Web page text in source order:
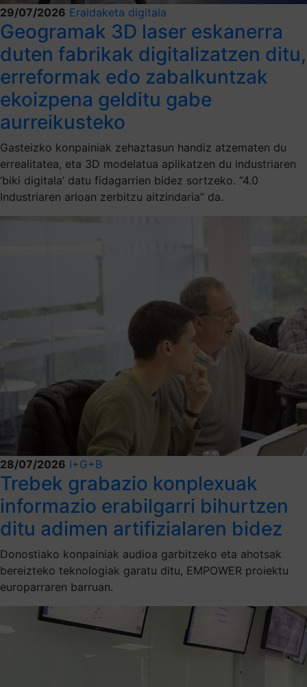
29/07/2026 Eraldaketa digitala
Geogramak 3D laser eskanerra
duten fabrikak digitalizatzen ditu,
erreformak edo zabalkuntzak
ekoizpena gelditu gabe
aurreikusteko
Gasteizko konpainiak zehaztasun handiz atzematen du
errealitatea, eta 3D modelatua aplikatzen du industriaren
‘biki digitala’ datu fidagarrien bidez sortzeko. “4.0
Industriaren arloan zerbitzu aitzindaria” da.
28/07/2026 I+G+B
Trebek grabazio konplexuak
informazio erabilgarri bihurtzen
ditu adimen artifizialaren bidez
Donostiako konpainiak audioa garbitzeko eta ahotsak
bereizteko teknologiak garatu ditu, EMPOWER proiektu
europarraren barruan.